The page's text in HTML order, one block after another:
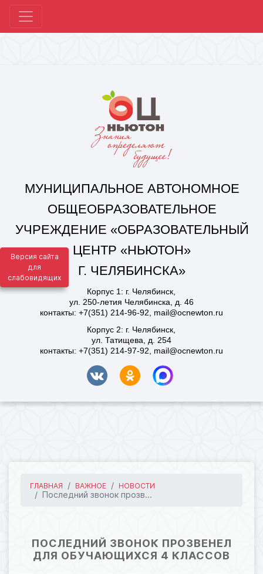
Версия сайта
для
слабовидящих
Корпус 1: г. Челябинск,
ул. 250-летия Челябинска, д. 46
Корпус 2: г. Челябинск,
контакты: +7(351) 214-97-92, mail@ocnewton.ru
МУНИЦИПАЛЬНОЕ АВТОНОМНОЕ
ОБЩЕОБРАЗОВАТЕЛЬНОЕ
УЧРЕЖДЕНИЕ «ОБРАЗОВАТЕЛЬНЫЙ
Г. ЧЕЛЯБИНСКА»
ГЛАВНАЯ ВАЖНОЕ НОВОСТИ
Последний звонок прозв...
ПОСЛЕДНИЙ ЗВОНОК ПРОЗВЕНЕЛ
ДЛЯ ОБУЧАЮЩИХСЯ 4 КЛАССОВ